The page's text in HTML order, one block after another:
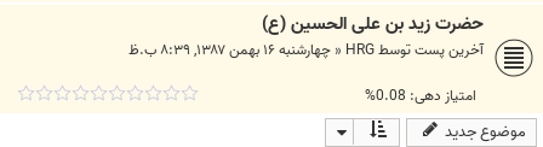
حضرت زید بن علی الحسین (ع)
آخرین پست توسطHRG
« چهارشنبه ۱۶ بهمن ۱۳۸۷, ۸:۳۹ ب.ظ
امتیاز دهی: 0.08%
موضوع جدید